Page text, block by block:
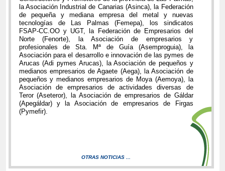
la Asociación Industrial de Canarias (Asinca), la Federación
de pequeña y mediana empresa del metal y nuevas
tecnologías de Las Palmas (Femepa), los sindicatos
FSAP-CC.OO y UGT, la Federación de Empresarios del
Norte (Fenorte), la Asociación de empresarios y
profesionales de Sta. Mª de Guía (Asemproguia), la
Asociación para el desarrollo e innovación de las pymes de
Arucas (Adi pymes Arucas), la Asociación de pequeños y
medianos empresarios de Agaete (Aega), la Asociación de
pequeños y medianos empresarios de Moya (Aemoya), la
Asociación de empresarios de actividades diversas de
Teror (Aseteror), la Asociación de empresarios de Gáldar
(Apegáldar) y la Asociación de empresarios de Firgas
(Pymefir).
OTRAS NOTICIAS ...